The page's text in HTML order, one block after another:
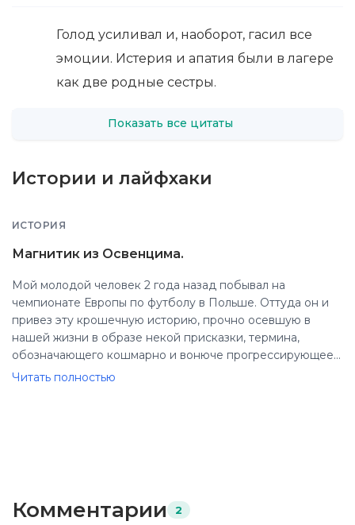
Голод усиливал и, наоборот, гасил все
эмоции. Истерия и апатия были в лагере
как две родные сестры.
Показать все цитаты
Истории и лайфхаки
ИСТОРИЯ
Магнитик из Освенцима.
Мой молодой человек 2 года назад побывал на
чемпионате Европы по футболу в Польше. Оттуда он и
привез эту крошечную историю, прочно осевшую в
нашей жизни в образе некой присказки, термина,
обозначающего кошмарно и вонюче прогрессирующее
гниение нашего общества и мира в целом. Когда
городов нашей Родины, и как-то (стихийно или, может, и
Читать полностью
Комментарии 2